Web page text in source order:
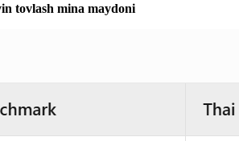
tovlash mina maydoni